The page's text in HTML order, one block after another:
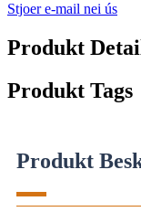
Stjoer e-mail nei ús
Produkt
Produkt Tags
Produkt